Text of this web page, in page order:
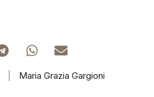
Maria Grazia Gargioni